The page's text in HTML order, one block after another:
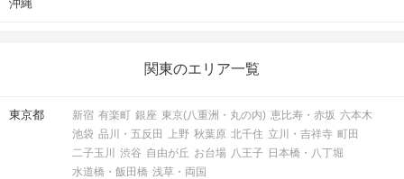
沖縄
関東のエリア一覧
東京都 新宿 有楽町 銀座 東京(八重洲・丸の内) 恵比寿・赤坂 六本木
池袋 品川・五反田 上野 秋葉原 北千住 立川・吉祥寺 町田
二子玉川
渋谷 自由が丘 お台場 八王子 日本橋・八丁堀
水道橋・飯田橋 浅草・両国